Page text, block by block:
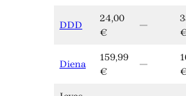
DDD
24,00
€
—
Diena
159,99
€
—